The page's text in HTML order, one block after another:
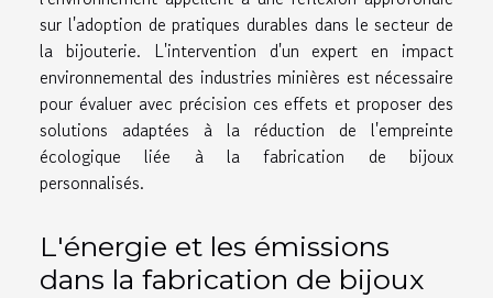
sur l'adoption de pratiques durables dans le secteur de
la bijouterie. L'intervention d'un expert en impact
environnemental des industries minières est nécessaire
pour évaluer avec précision ces effets et proposer des
solutions adaptées à la réduction de l'empreinte
écologique liée à la fabrication de bijoux
personnalisés.
L'énergie et les émissions
dans la fabrication de bijoux